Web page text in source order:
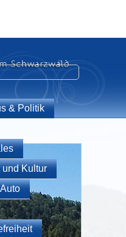
& Politik
und Kultur